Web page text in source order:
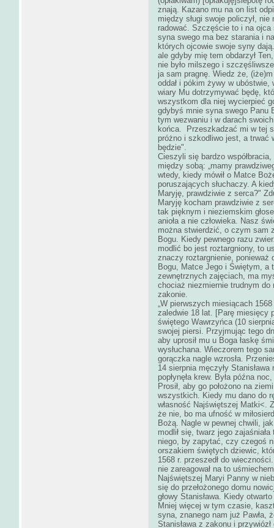
znają. Kazano mu na on list
między sługi swoje policzył,
radować. Szczęście to i na
syna swego ma bez starania i
których ojcowie swoje syny
ale gdyby mię tem obdarzył
nie było milszego i
ja sam pragnę. Wiedz że,
oddał i pókim żywy w
wiary Mu dotrzymywać będę,
wszystkom dla niej wycierpieć
gdybyś mnie syna swego Panu
tym wezwaniu i w darach
końca. Przeszkadzać mi w tej
próżno i szkodliwo jest, a trwać
będzie".
Cieszyli się bardzo
między sobą: „mamy
wtedy, kiedy mówił o Matce
poruszających słuchaczy. A
Maryję, prawdziwie z serca?"
Maryję kocham prawdziwie z
tak pięknym i nieziemskim
anioła a nie człowieka. Nasz
można stwierdzić, o czym sam
Bogu. Kiedy pewnego razu
modlić bo jest roztargniony, to
znaczy roztargnienie, ponieważ
Bogu, Matce Jego i Świętym, a
zewnętrznych zajęciach, ma
chociaż niezmiernie trudnym do
zakonie.
„W pierwszych miesiącach 1568
zaledwie 18 lat. [Parę miesięcy
świętego Wawrzyńca (10
swojej piersi. Przyjmując tego
aby uprosił mu u Boga łaskę
wysłuchana. Wieczorem tego
gorączka nagle wzrosła.
14 sierpnia męczyły
popłynęła krew. Była późna
Prosił, aby go położono na
wszystkich. Kiedy mu dano do
własność Najświętszej Matki<.
że nie, bo ma ufność w
Bożą. Nagle w pewnej chwili,
modlił się, twarz jego
niego, by zapytać, czy czegoś
orszakiem świętych dziewic,
1568 r. przeszedł do
nie zareagował na to
Najświętszej Maryi Panny w
się do przełożonego domu
głowy Stanisława. Kiedy
Mniej więcej w tym czasie,
syna, znanego nam już Pawła,
Stanisława z zakonu i